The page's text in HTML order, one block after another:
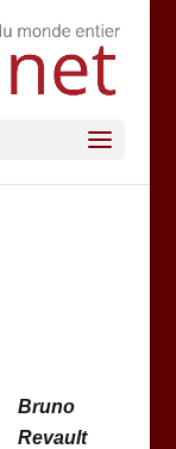
Bruno
Revault